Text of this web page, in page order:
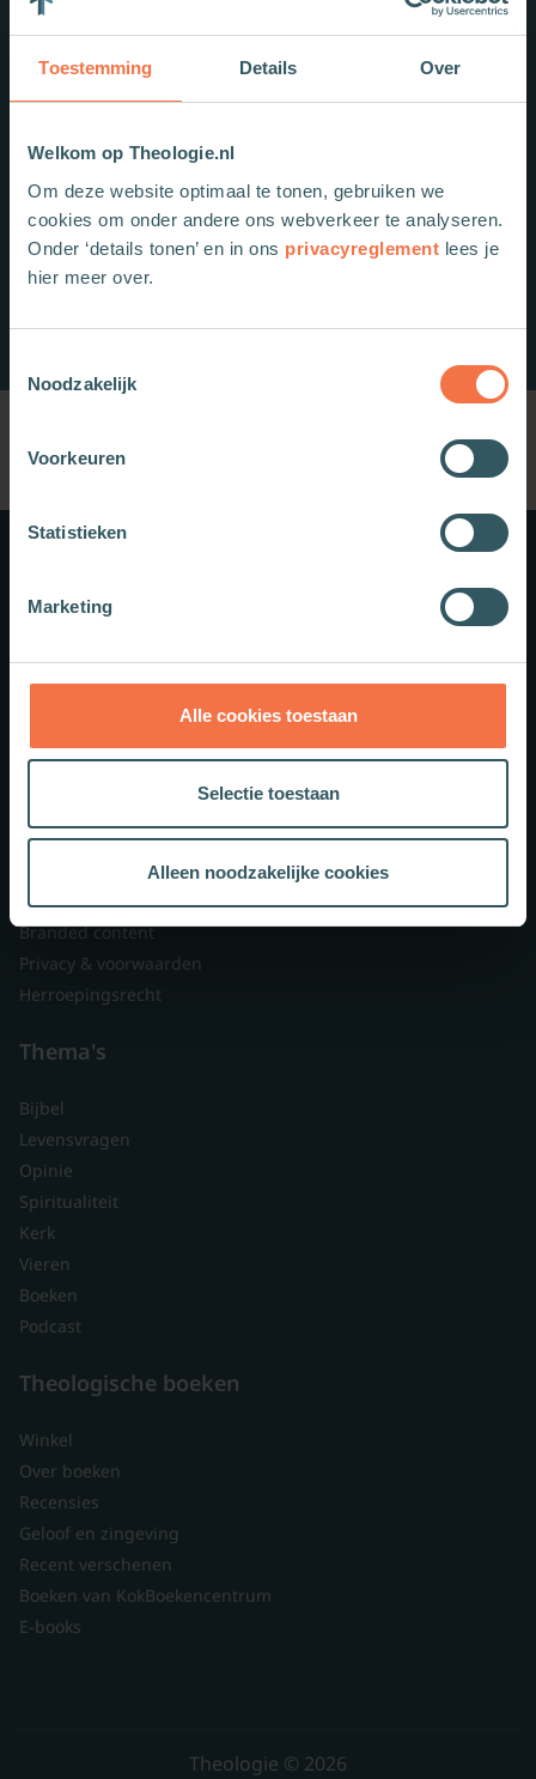
Toestemming Details Over
Welkom op Theologie.nl
Om deze website optimaal te tonen, gebruiken we
cookies om onder andere ons webverkeer te analyseren.
Onder ‘details tonen’ en in ons privacyreglement lees je
hier meer over.
Noodzakelijk
Voorkeuren
Statistieken
Marketing
Alle cookies toestaan
Selectie toestaan
Alleen noodzakelijke cookies
Nieuwsbrieven
Veelgestelde vragen
Contact
Branded content
Privacy & voorwaarden
Herroepingsrecht
Thema's
Bijbel
Levensvragen
Opinie
Spiritualiteit
Kerk
Vieren
Boeken
Podcast
Theologische boeken
Winkel
Over boeken
Recensies
Geloof en zingeving
Recent verschenen
Boeken van KokBoekencentrum
E-books
Theologie © 2026